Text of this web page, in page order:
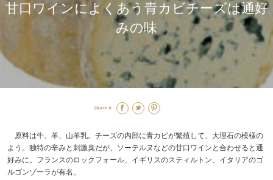
甘口ワインによくあう青カビチーズは通好
みの味
Share it
原料は牛、羊、山羊乳。チーズの内部に青カビが繁殖して、大理石の模様の
よう。独特の辛みと刺激臭だが、ソーテルヌなどの甘口ワインと合わせると通
好みに。フランスのロックフォール、イギリスのスティルトン、イタリアのゴ
ルゴンゾーラが有名。